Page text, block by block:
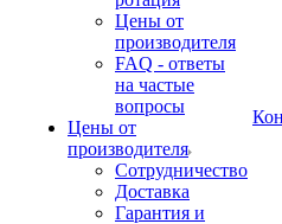
Цены от
производителя
FAQ - ответы
на частые
вопросы
Цены от
производителя
Сотрудничество
Доставка
Гарантия и